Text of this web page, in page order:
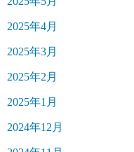
2025年4月
2025年3月
2025年2月
2025年1月
2024年12月